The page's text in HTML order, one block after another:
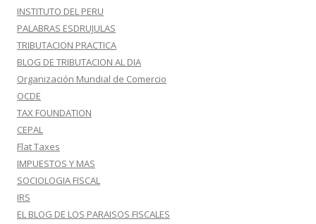
INSTITUTO DEL PERU
PALABRAS ESDRUJULAS
TRIBUTACION PRACTICA
BLOG DE TRIBUTACION AL DIA
Organización Mundial de Comercio
OCDE
TAX FOUNDATION
CEPAL
Flat Taxes
IMPUESTOS Y MAS
SOCIOLOGIA FISCAL
IRS
EL BLOG DE LOS PARAISOS FISCALES